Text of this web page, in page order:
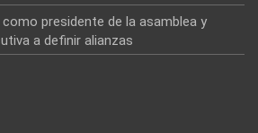
presidente de la asamblea y
a definir alianzas